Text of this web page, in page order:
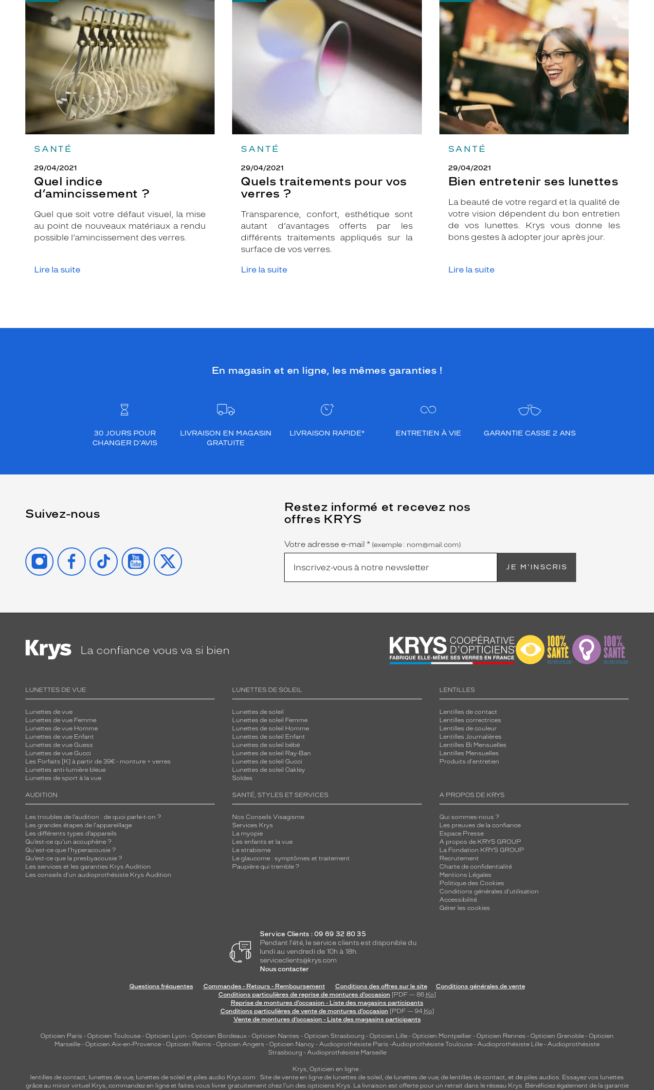
SANTÉ
29/04/2021
Quel indice
d’amincissement ?
Quel que soit votre défaut visuel, la mise
au point de nouveaux matériaux a rendu
possible l’amincissement des verres.
Lire la suite
-
Quel
indice
d’amincissement
SANTÉ
29/04/2021
Quels traitements pour vos
verres ?
Transparence, confort, esthétique sont
autant d’avantages offerts par les
différents traitements appliqués sur la
surface de vos verres.
Lire la suite
-
Quels
traitements
SANTÉ
29/04/2021
Bien entretenir ses lunettes
La beauté de votre regard et la qualité de
votre vision dépendent du bon entretien
de vos lunettes. Krys vous donne les
bons gestes à adopter jour après jour.
Lire la suite
-
Bien
entretenir
ses
lunettes
En magasin et en ligne, les mêmes garanties !
30 JOURS POUR
CHANGER D’AVIS
LIVRAISON EN MAGASIN
GRATUITE
LIVRAISON RAPIDE* ENTRETIEN À VIE GARANTIE CASSE 2 ANS
Suivez-nous
INSTAGRAMFACEBOOK
TIKTOK YOUTUBE
X
Restez informé et recevez nos
offres KRYS
Name
Votre adresse e-mail *
(Ce
champ
est
obligatoire)
(exemple : nom@mail.com)
JE M'INSCRIS
La confiance vous va si bien
LUNETTES DE VUE
Lunettes de vue
Lunettes de vue Femme
Lunettes de vue Homme
Lunettes de vue Enfant
Lunettes de vue Guess
Lunettes de vue Gucci
Les Forfaits [K] à partir de 39€ - monture + verres
Lunettes anti-lumière bleue
Lunettes de sport à la vue
LUNETTES DE SOLEIL
Lunettes de soleil
Lunettes de soleil Femme
Lunettes de soleil Homme
Lunettes de soleil Enfant
Lunettes de soleil bébé
Lunettes de soleil Ray-Ban
Lunettes de soleil Gucci
Lunettes de soleil Oakley
Soldes
LENTILLES
Lentilles de contact
Lentilles correctrices
Lentilles de couleur
Lentilles Journalières
Lentilles Bi Mensuelles
Lentilles Mensuelles
Produits d'entretien
AUDITION
Les troubles de l’audition : de quoi parle-t-on ?
Les grandes étapes de l'appareillage
Les différents types d’appareils
Qu’est-ce qu'un acouphène ?
Qu'est-ce que l'hyperacousie ?
Qu’est-ce que la presbyacousie ?
Les services et les garanties Krys Audition
Les conseils d'un audioprothésiste Krys Audition
SANTÉ, STYLES ET SERVICES
Nos Conseils Visagisme
Services Krys
La myopie
Les enfants et la vue
Le strabisme
Le glaucome : symptômes et traitement
Paupière qui tremble ?
A PROPOS DE KRYS
Qui sommes-nous ?
Les preuves de la confiance
Espace Presse
A propos de KRYS GROUP
La Fondation KRYS GROUP
Recrutement
Charte de confidentialité
Mentions Légales
Politique des Cookies
Conditions générales d'utilisation
Accessibilité
Gérer les cookies
Service Clients : 09 69 32 80 35
Pendant l'été, le service clients est disponible du
lundi au vendredi de 10h à 18h.
serviceclients@krys.com
Nous contacter
Questions fréquentes Commandes - Retours - Remboursement Conditions des offres sur le site
Conditions générales de vente
Conditions particulières de reprise de montures d’occasion [PDF — 86 Ko]
Reprise de montures d’occasion - Liste des magasins participants
Conditions particulières de vente de montures d’occasion [PDF — 94 Ko]
Vente de montures d’occasion - Liste des magasins participants
Opticien Paris - Opticien Toulouse - Opticien Lyon - Opticien Bordeaux - Opticien Nantes - Opticien Strasbourg - Opticien Lille - Opticien Montpellier - Opticien Rennes - Opticien Grenoble - Opticien
Marseille - Opticien Aix-en-Provence - Opticien Reims - Opticien Angers - Opticien Nancy - Audioprothésiste Paris -Audioprothésiste Toulouse - Audioprothésiste Lille - Audioprothésiste
Strasbourg - Audioprothésiste Marseille
Krys, Opticien en ligne :
lentilles de contact, lunettes de vue, lunettes de soleil et piles audio Krys.com : Site de vente en ligne de lunettes de soleil, de lunettes de vue, de lentilles de contact, et de piles audios. Essayez vos lunettes
grâce au miroir virtuel Krys, commandez en ligne et faites vous livrer gratuitement chez l'un des opticiens Krys. La livraison est offerte pour un retrait dans le réseau Krys. Bénéficiez également de la garantie